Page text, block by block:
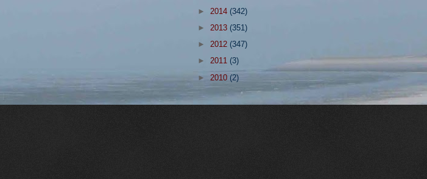
► 2014 (342)
► 2013 (351)
► 2012 (347)
► 2011 (3)
► 2010 (2)